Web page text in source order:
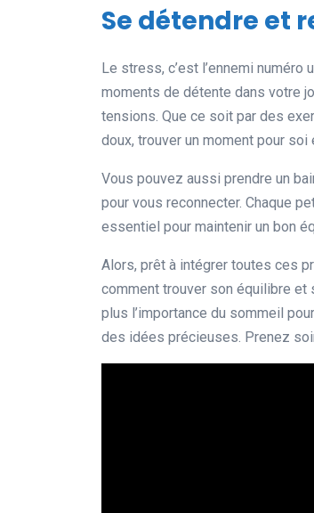
Se détendre et
Le stress, c’est l’ennemi
moments de détente dans votre
tensions. Que ce soit par des
doux, trouver un moment pour
Vous pouvez aussi prendre un
pour vous reconnecter. Chaque
essentiel pour maintenir un bon
Alors, prêt à intégrer toutes ces
comment trouver son équilibre
plus l’importance du sommeil
des idées précieuses. Prenez